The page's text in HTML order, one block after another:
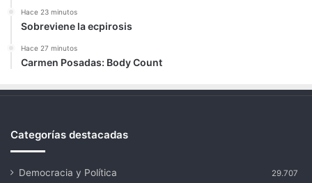
Hace 23 minutos
Sobreviene la ecpirosis
Hace 27 minutos
Carmen Posadas: Body Count
Categorías destacadas
Democracia y Política 29.707